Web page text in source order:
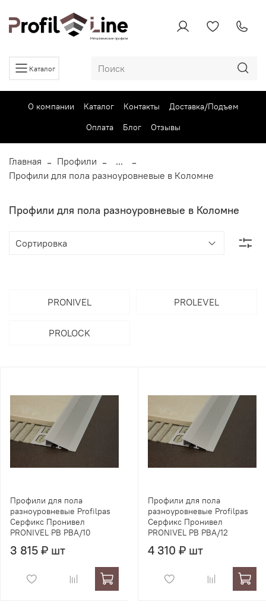
Каталог
О компании Каталог Контакты
Доставка/Подъем
Оплата
Блог Отзывы
Главная Профили
...
Профили для пола разноуровневые в Коломне
Профили для пола разноуровневые в Коломне
PRONIVEL PROLEVEL
PROLOCK
Профили для пола
разноуровневые Profilpas
Серфикс Пронивел
PRONIVEL PB PBA/10
3 815 ₽ шт
Профили для пола
разноуровневые Profilpas
Серфикс Пронивел
PRONIVEL PB PBA/12
4 310 ₽ шт